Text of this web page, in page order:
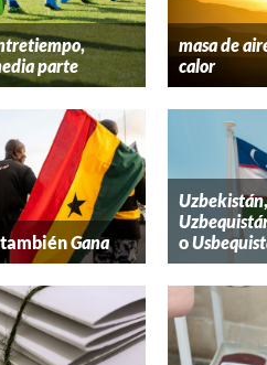
,
parte
masa de
calor
Gana
Uzbekistán
o